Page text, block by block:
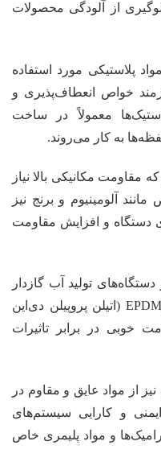
از آلودگی محصولات
پلاستیکی مورد استفاده
خواص انعطاف‌پذیری و
معمولاً در ساخت
به کار می‌روند.
مکانیکی بالا نیاز
آلومینیوم و برنج نیز
دستگاه و افزایش مقاومت
تولید آب گازدار
معمولاً از موادی مانند سیلیکون و EPDM (اتیلن پروپیلن دی‌این
خوبی در برابر تاثیرات
از مواد عایق و مقاوم در
و کارایی سیستم‌های
و مواد پلیمری خاص